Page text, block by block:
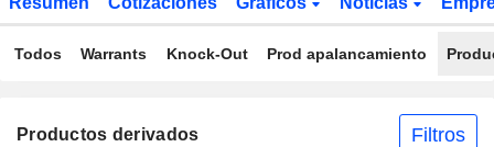
Todos Warrants Knock-Out Prod apalancamiento
Productos derivados Filtros